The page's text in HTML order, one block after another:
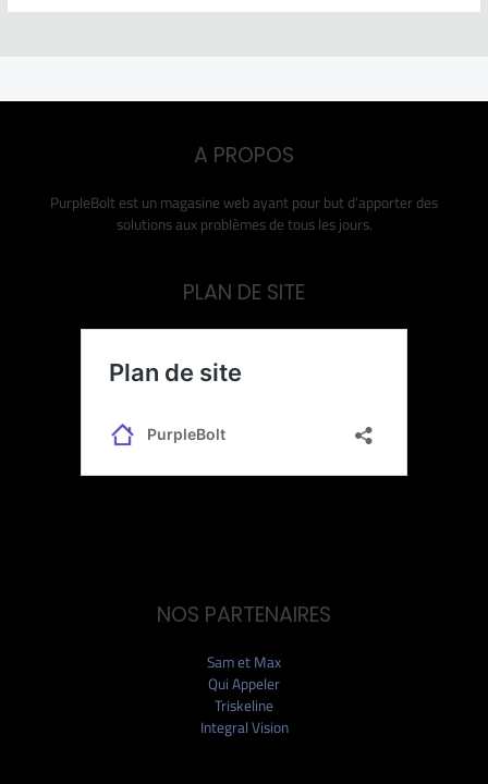
A PROPOS
PurpleBolt est un magasine web ayant pour but d’apporter des
solutions aux problèmes de tous les jours.
PLAN DE SITE
NOS PARTENAIRES
Sam et Max
Qui Appeler
Triskeline
Integral Vision